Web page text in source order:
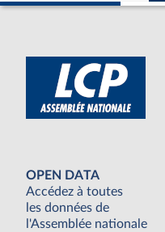
OPEN DATA
Accédez à toutes
les données de
l'Assemblée nationale